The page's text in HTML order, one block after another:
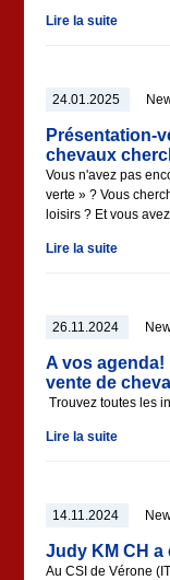
Lire la suite
24.01.2025
Présentation-
chevaux
Vous n'avez pas
verte » ? Vous
loisirs ? Et vous
Lire la suite
26.11.2024
A vos
vente de
Trouvez toutes les
Lire la suite
14.11.2024
Judy KM CH a
Au CSI de Vérone